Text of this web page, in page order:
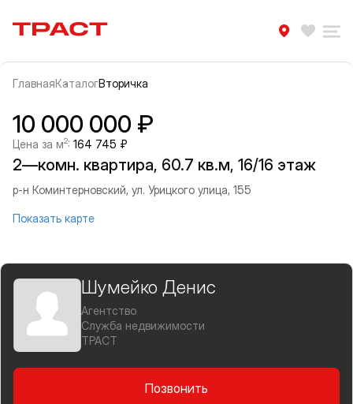
Траст | Служба недвижимости
ГлавнаяКаталогВторичка
Информация об объекте
Галерея
10 000 000 ₽
Цена за м2: 164 745 ₽
2—комн. квартира, 60.7 кв.м, 16/16 этаж
р-н Коминтерновский, ул. Урицкого улица, 155
Показать карте
Шумейко Денис
Агентство
Служба недвижимости
ТРАСТ
Позвонить